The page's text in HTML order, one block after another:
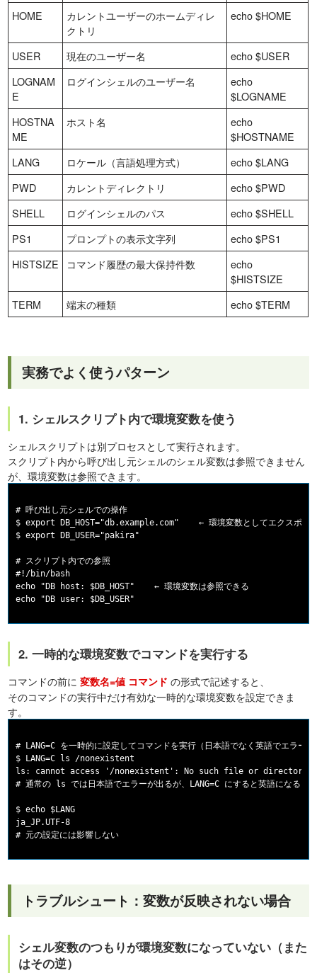
HOME
カレントユーザーのホームディレ
クトリ
echo $HOME
USER 現在のユーザー名
echo $USER
LOGNAM
E
ログインシェルのユーザー名
echo
$LOGNAME
HOSTNA
ME
ホスト名
echo
$HOSTNAME
LANG
ロケール（言語処理方式）
echo $LANG
PWD
カレントディレクトリ
echo $PWD
SHELL
ログインシェルのパス
echo $SHELL
PS1
プロンプトの表示文字列
echo $PS1
HISTSIZE
コマンド履歴の最大保持件数
echo
$HISTSIZE
TERM
端末の種類 echo $TERM
実務でよく使うパターン
1. シェルスクリプト内で環境変数を使う
シェルスクリプトは別プロセスとして実行されます。
スクリプト内から呼び出し元シェルのシェル変数は参照できません
が、環境変数は参照できます。
# 呼び出し元シェルでの操作
$ export DB_HOST="db.example.com"    ← 環境変数としてエクスポー
$ export DB_USER="pakira"
# スクリプト内での参照
#!/bin/bash
echo "DB host: $DB_HOST"    ← 環境変数は参照できる
2. 一時的な環境変数でコマンドを実行する
コマンドの前に変数名=値 コマンド の形式で記述すると、
そのコマンドの実行中だけ有効な一時的な環境変数を設定できま
す。
# LANG=C を一時的に設定してコマンドを実行（日本語でなく英語でエラー表
$ LANG=C ls /nonexistent
ls: cannot access '/nonexistent': No such file or directory
# 通常の ls では日本語でエラーが出るが、LANG=C にすると英語になる
$ echo $LANG
ja_JP.UTF-8
トラブルシュート：変数が反映されない場合
シェル変数のつもりが環境変数になっていない（また
はその逆）